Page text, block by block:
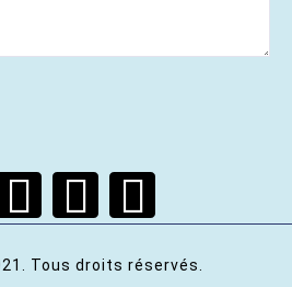
Tous droits réservés.